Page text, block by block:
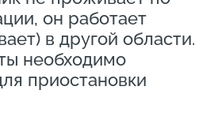
он работает
в другой области.
необходимо
приостановки